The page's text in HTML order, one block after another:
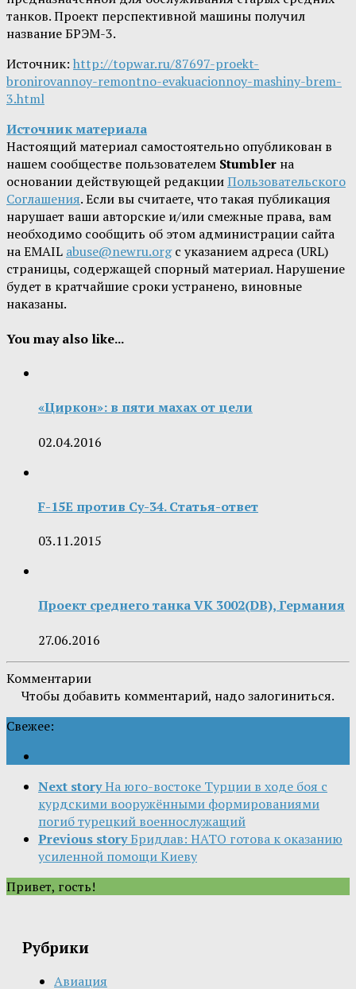
танков. Проект перспективной машины получил
название БРЭМ-3.
Источник: http://topwar.ru/87697-proekt-
bronirovannoy-remontno-evakuacionnoy-mashiny-brem-
3.html
Источник материала
Настоящий материал самостоятельно опубликован в
нашем сообществе пользователем Stumbler на
основании действующей редакцииПользовательского
Соглашения. Если вы считаете, что такая публикация
нарушает ваши авторские и/или смежные права, вам
необходимо сообщить об этом администрации сайта
на EMAIL abuse@newru.orgс указанием адреса (URL)
страницы, содержащей спорный материал. Нарушение
будет в кратчайшие сроки устранено, виновные
наказаны.
You may also like...
«Циркон»: в пяти махах от цели
02.04.2016
F-15E против Су-34. Статья-ответ
03.11.2015
Проект среднего танка VK 3002(DB), Германия
27.06.2016
Комментарии
Чтобы добавить комментарий, надо залогиниться.
Свежее:
Next storyНа юго-востоке Турции в ходе боя с
курдскими вооружёнными формированиями
погиб турецкий военнослужащий
Previous storyБридлав: НАТО готова к оказанию
усиленной помощи Киеву
Привет, гость!
Рубрики
Авиация